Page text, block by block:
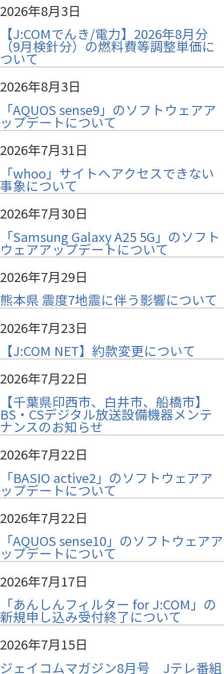
2026年8月3日
【J:COMでんき/電力】2026年8月分
（9月検針分）の燃料費等調整単価に
ついて
2026年8月3日
「AQUOS sense9」のソフトウェアア
ップデートについて
2026年7月31日
「whoo」サイトへアクセスできない
事象について
2026年7月30日
「Samsung Galaxy A25 5G」のソフト
ウェアアップデートについて
2026年7月29日
熊本県 震度7地震に伴う影響について
2026年7月23日
【J:COM NET】約款変更について
2026年7月22日
【千葉県印西市、白井市、船橋市】
BS・CSデジタル放送設備機器メンテ
ナンスのお知らせ
2026年7月22日
「BASIO active2」のソフトウェアア
ップデートについて
2026年7月22日
「AQUOS sense10」のソフトウェアア
ップデートについて
2026年7月17日
「あんしんフィルター for J:COM」の
新規申し込み受付終了について
2026年7月15日
ジェイコムマガジン8月号 Jテレ番組